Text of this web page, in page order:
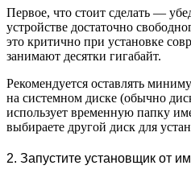
Первое, что стоит сделать —
устройстве достаточно
это критично при установке
занимают десятки гигабайт.
Рекомендуется оставлять
на системном диске (обычно
использует временную папку
выбираете другой диск для
2. Запустите установщик от